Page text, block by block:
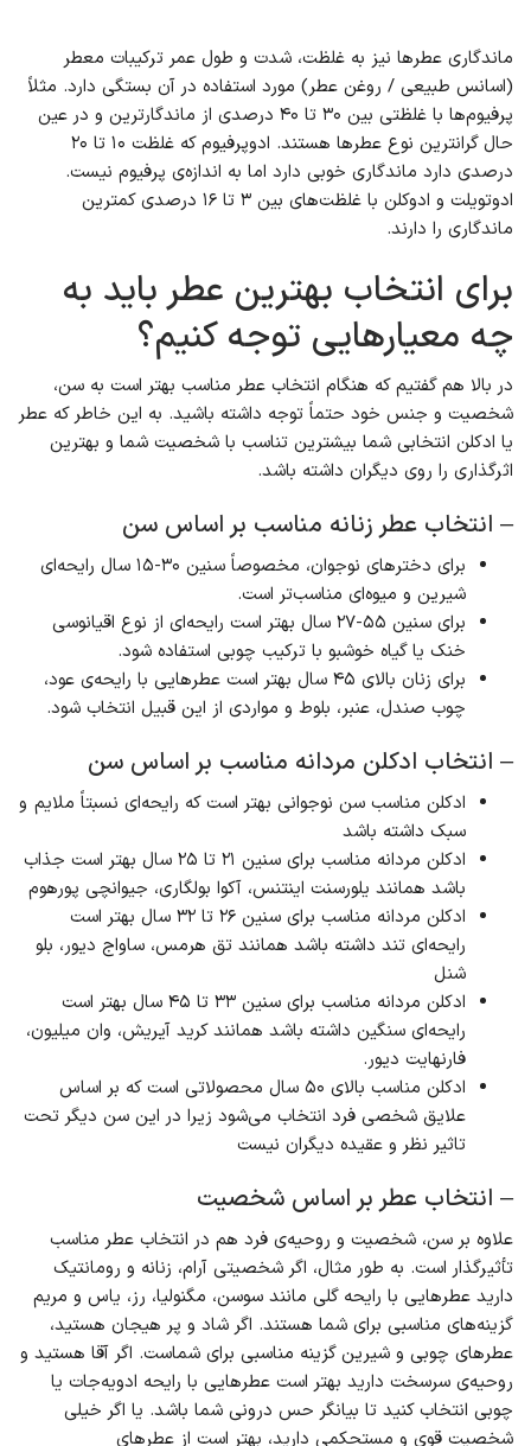
ماندگاری عطرها نیز به غلظت، شدت و طول عمر ترکیبات معطر
(اسانس طبیعی / روغن عطر) مورد استفاده در آن بستگی دارد. مثلاً
پرفیوم‌ها با غلظتی بین ۳۰ تا ۴۰ درصدی از ماندگارترین و در عین
حال گرانترین نوع عطرها هستند. ادوپرفیوم که غلظت ۱۰ تا ۲۰
درصدی دارد ماندگاری خوبی دارد اما به اندازه‌ی پرفیوم نیست.
ادوتویلت و ادوکلن با غلظت‌های بین ۳ تا ۱۶ درصدی کمترین
ماندگاری را دارند.
برای انتخاب بهترین عطر باید به
چه معیارهایی توجه کنیم؟
در بالا هم گفتیم که هنگام انتخاب عطر مناسب بهتر است به سن،
شخصیت و جنس خود حتماً توجه داشته باشید. به این خاطر که عطر
یا ادکلن انتخابی شما بیشترین تناسب با شخصیت شما و بهترین
اثرگذاری را روی دیگران داشته باشد.
– انتخاب عطر زنانه مناسب بر اساس سن
برای دخترهای نوجوان، مخصوصاً سنین ۳۰-۱۵ سال رایحه‌ای
شیرین و میوه‌ای مناسب‌تر است.
برای سنین ۵۵-۲۷ سال بهتر است رایحه‌ای از نوع اقیانوسی
خنک یا گیاه خوشبو با ترکیب چوبی استفاده شود.
برای زنان بالای ۴۵ سال بهتر است عطرهایی با رایحه‌ی عود،
چوب صندل، عنبر، بلوط و مواردی از این قبیل انتخاب شود.
– انتخاب ادکلن مردانه مناسب بر اساس سن
ادکلن مناسب سن نوجوانی بهتر است که رایحه‌ای نسبتاً ملایم و
سبک داشته باشد
ادکلن مردانه مناسب برای سنین ۲۱ تا ۲۵ سال بهتر است جذاب
باشد همانند یلورسنت اینتنس، آکوا بولگاری، جیوانچی پورهوم
ادکلن مردانه مناسب برای سنین ۲۶ تا ۳۲ سال بهتر است
رایحه‌ای تند داشته باشد همانند تق هرمس، ساواج دیور، بلو
شنل
ادکلن مردانه مناسب برای سنین ۳۳ تا ۴۵ سال بهتر است
رایحه‌ای سنگین داشته باشد همانند کرید آیریش، وان میلیون،
فارنهایت دیور.
ادکلن مناسب بالای ۵۰ سال محصولاتی است که بر اساس
علایق شخصی فرد انتخاب می‌شود زیرا در این سن دیگر تحت
تاثیر نظر و عقیده دیگران نیست
– انتخاب عطر بر اساس شخصیت
علاوه بر سن، شخصیت و روحیه‌ی فرد هم در انتخاب عطر مناسب
تأثیرگذار است. به طور مثال، اگر شخصیتی آرام، زنانه و رومانتیک
دارید عطرهایی با رایحه گلی مانند سوسن، مگنولیا، رز، یاس و مریم
گزینه‌های مناسبی برای شما هستند. اگر شاد و پر هیجان هستید،
عطرهای چوبی و شیرین گزینه مناسبی برای شماست. اگر آقا هستید و
روحیه‌ی سرسخت دارید بهتر است عطرهایی با رایحه ادویه‌جات یا
چوبی انتخاب کنید تا بیانگر حس درونی شما باشد. یا اگر خیلی
شخصیت قوی و مستحکمی دارید، بهتر است از عطرهای